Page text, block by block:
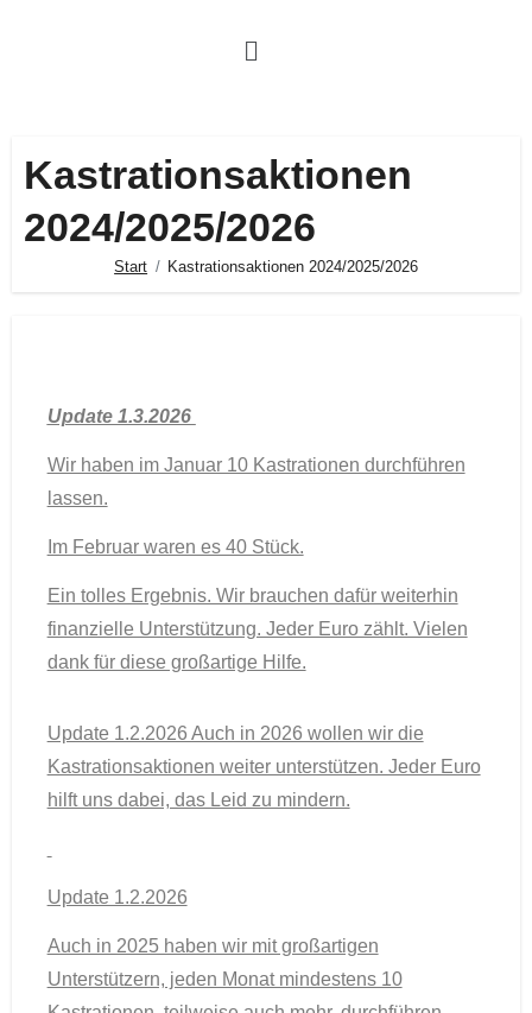
Kastrationsaktionen
2024/2025/2026
Start Kastrationsaktionen 2024/2025/2026
Update 1.3.2026
Wir haben im Januar 10 Kastrationen durchführen
lassen.
Im Februar waren es 40 Stück.
Ein tolles Ergebnis. Wir brauchen dafür weiterhin
finanzielle Unterstützung. Jeder Euro zählt. Vielen
dank für diese großartige Hilfe.
Update 1.2.2026 Auch in 2026 wollen wir die
Kastrationsaktionen weiter unterstützen. Jeder Euro
hilft uns dabei, das Leid zu mindern.
Update 1.2.2026
Auch in 2025 haben wir mit großartigen
Unterstützern, jeden Monat mindestens 10